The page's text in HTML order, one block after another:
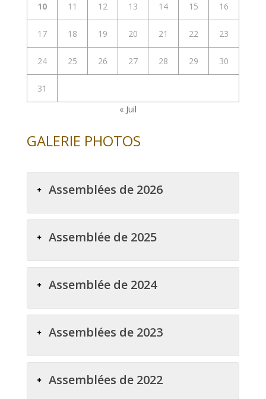
10 11 12 13 14 15 16
17 18 19 20 21 22 23
24 25 26 27 28 29 30
31
« Juil
GALERIE PHOTOS
Assemblées de 2026
Assemblée de 2025
Assemblée de 2024
Assemblées de 2023
Assemblées de 2022